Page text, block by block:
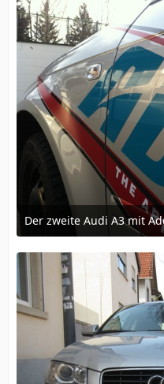
Der zweite Audi A3 mit
26. Februar 2016